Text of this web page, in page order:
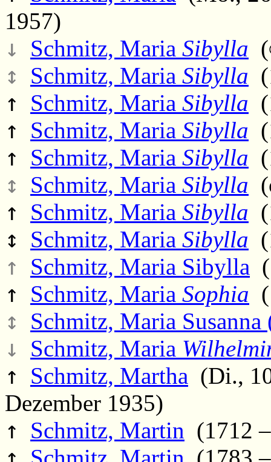
1957)
↓ Schmitz, Maria Sibylla
↕ Schmitz, Maria Sibylla
↑ Schmitz, Maria Sibylla
↑ Schmitz, Maria Sibylla
↑ Schmitz, Maria Sibylla
↕ Schmitz, Maria Sibylla
↑ Schmitz, Maria Sibylla
↕ Schmitz, Maria Sibylla
↑ Schmitz, Maria Sibylla
↑ Schmitz, Maria Sophia
↕ Schmitz, Maria Susanna
↓ Schmitz, Maria
↑ Schmitz, Martha (Di.,
Dezember 1935)
↑ Schmitz, Martin (1712